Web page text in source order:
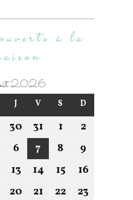
à la
août 2026
J V S D
30 31 1
2
6 7 8
9
13 14 15
16
20 21 22
23